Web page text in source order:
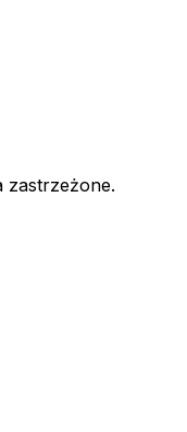
zastrzeżone.